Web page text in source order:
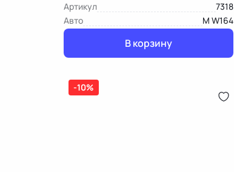
Артикул
7318
Авто
M W164
В корзину
-10%